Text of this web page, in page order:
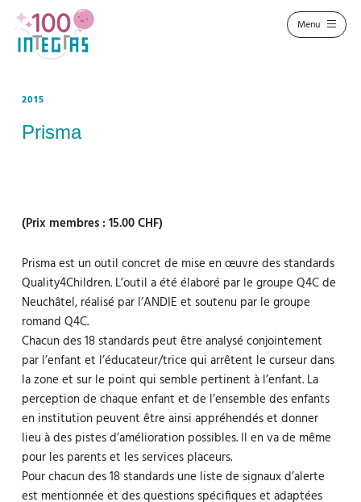
2015
Prisma
(Prix membres : 15.00 CHF)
Prisma est un outil concret de mise en œuvre des standards
Quality4Children. L’outil a été élaboré par le groupe Q4C de
Neuchâtel, réalisé par l’ANDIE et soutenu par le groupe
romand Q4C.
Chacun des 18 standards peut être analysé conjointement
par l’enfant et l’éducateur/trice qui arrêtent le curseur dans
la zone et sur le point qui semble pertinent à l’enfant. La
perception de chaque enfant et de l’ensemble des enfants
en institution peuvent être ainsi appréhendés et donner
lieu à des pistes d’amélioration possibles. Il en va de même
pour les parents et les services placeurs.
Pour chacun des 18 standards une liste de signaux d’alerte
est mentionnée et des questions spécifiques et adaptées